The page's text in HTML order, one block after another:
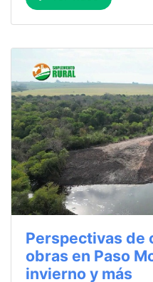
Perspectivas de
obras en Paso
invierno y más